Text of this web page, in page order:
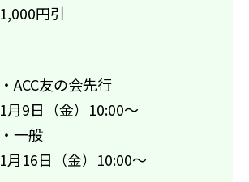
1,000円引
・ACC友の会先行
1月9日（金）10:00～
・一般
1月16日（金）10:00～